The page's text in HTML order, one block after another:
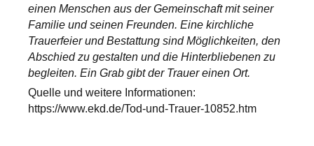
einen Menschen aus der Gemeinschaft mit seiner
Familie und seinen Freunden. Eine kirchliche
Trauerfeier und Bestattung sind Möglichkeiten, den
Abschied zu gestalten und die Hinterbliebenen zu
begleiten. Ein Grab gibt der Trauer einen Ort.
Quelle und weitere Informationen:
https://www.ekd.de/Tod-und-Trauer-10852.htm